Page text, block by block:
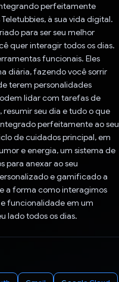
perfeitamente
à sua vida digital.
para ser seu melhor
quer interagir todos os dias.
funcionais. Eles
diária, fazendo você sorrir
terem personalidades
lidar com tarefas de
seu dia e tudo o que
perfeitamente ao seu
de cuidados principal, em
e energia, um sistema de
para anexar ao seu
e gamificado a
a forma como interagimos
funcionalidade em um
lado todos os dias.